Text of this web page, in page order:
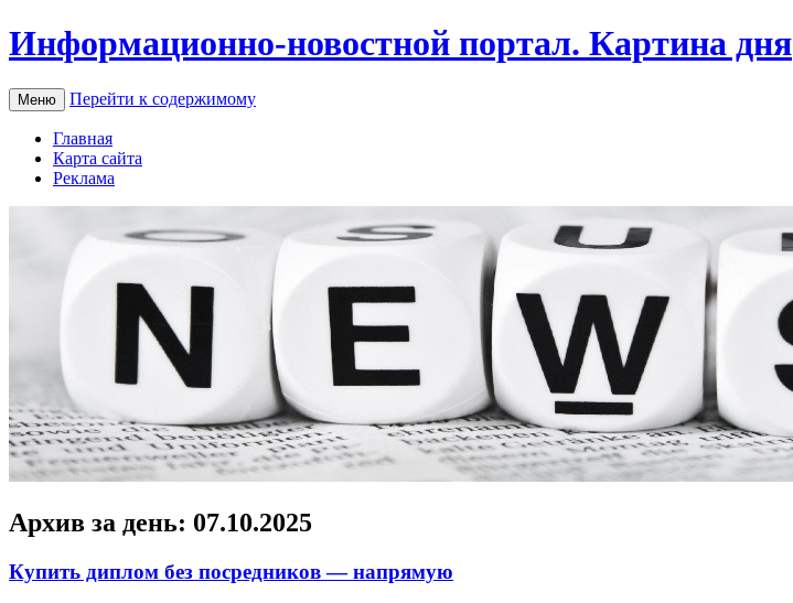
Информационно-новостной портал. Картина дня
Меню Перейти к содержимому
Главная
Карта сайта
Реклама
Архив за день: 07.10.2025
Купить диплом без посредников — напрямую